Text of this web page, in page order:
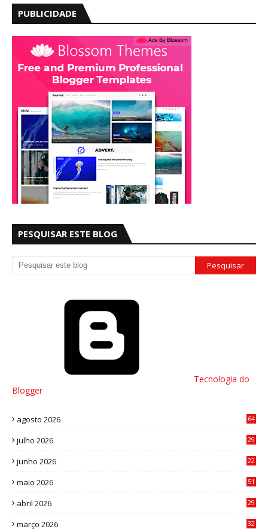
PUBLICIDADE
PESQUISAR ESTE BLOG
Tecnologia do
Blogger
agosto 2026 64
julho 2026
29
junho 2026
22
maio 2026
51
abril 2026
29
março 2026
32